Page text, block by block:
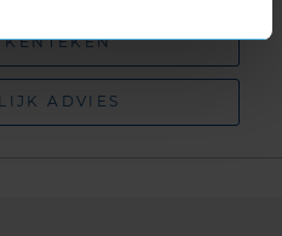
ADVIES